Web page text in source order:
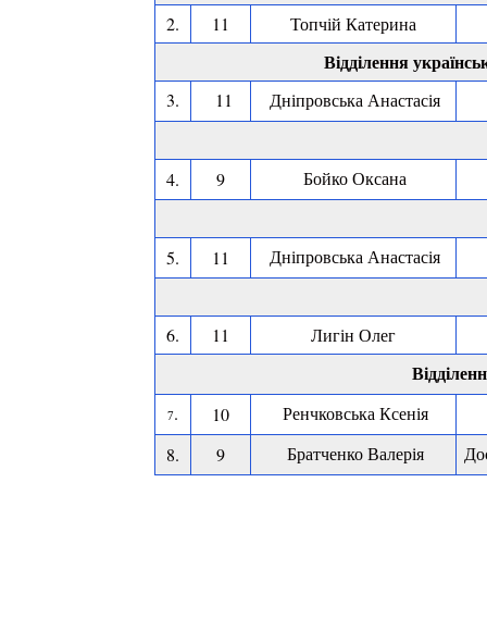
2. 11 Топчій Катерина
Відділення
3. 11 Дніпровська Анастасія
4. 9 Бойко Оксана
5. 11 Дніпровська Анастасія
6. 11 Лигін Олег
7. 10
Ренчковська Ксенія
8.
9 Братченко Валерія